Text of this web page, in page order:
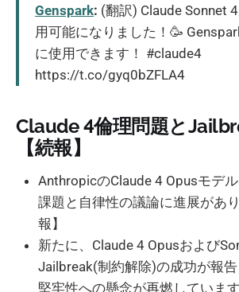
Genspark: (翻訳) Claude Sonnet
用可能になりました！🥳
に使用できます！ #claude4
https://t.co/gyq0bZFLA4
Claude 4倫理問題と
【続報】
AnthropicのClaude 4 Opusモデ
課題と自律性の議論に進展があ
報】
新たに、Claude 4 Opusおよび
Jailbreak(制約解除)の成功が報
堅牢性への懸念が再燃しています